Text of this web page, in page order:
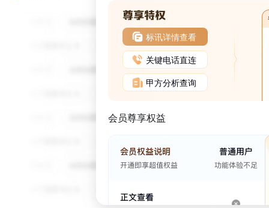
标讯详情查看
关键电话直连
甲方分析查询
会员尊享权益